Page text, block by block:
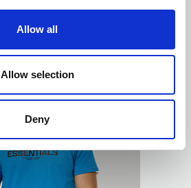
Allow all
Allow selection
Deny